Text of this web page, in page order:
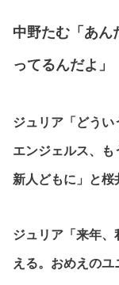
中野たむ「あん
ってるんだよ」
ジュリア「どうい
エンジェルス、も
新人どもに」と桜
ジュリア「来年、
える。おめえの